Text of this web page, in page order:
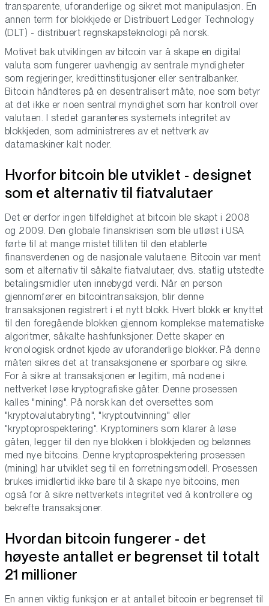
transparente, uforanderlige og sikret mot manipulasjon. En
annen term for blokkjede er Distribuert Ledger Technology
(DLT) - distribuert regnskapsteknologi på norsk.
Motivet bak utviklingen av bitcoin var å skape en digital
valuta som fungerer uavhengig av sentrale myndigheter
som regjeringer, kredittinstitusjoner eller sentralbanker.
Bitcoin håndteres på en desentralisert måte, noe som betyr
at det ikke er noen sentral myndighet som har kontroll over
valutaen. I stedet garanteres systemets integritet av
blokkjeden, som administreres av et nettverk av
datamaskiner kalt noder.
Hvorfor bitcoin ble utviklet - designet
som et alternativ til fiatvalutaer
Det er derfor ingen tilfeldighet at bitcoin ble skapt i 2008
og 2009. Den globale finanskrisen som ble utløst i USA
førte til at mange mistet tilliten til den etablerte
finansverdenen og de nasjonale valutaene. Bitcoin var ment
som et alternativ til såkalte fiatvalutaer, dvs. statlig utstedte
betalingsmidler uten innebygd verdi. Når en person
gjennomfører en bitcointransaksjon, blir denne
transaksjonen registrert i et nytt blokk. Hvert blokk er knyttet
til den foregående blokken gjennom komplekse matematiske
algoritmer, såkalte hashfunksjoner. Dette skaper en
kronologisk ordnet kjede av uforanderlige blokker. På denne
måten sikres det at transaksjonene er sporbare og sikre.
For å sikre at transaksjonen er legitim, må nodene i
nettverket løse kryptografiske gåter. Denne prosessen
kalles "mining". På norsk kan det oversettes som
"kryptovalutabryting", "kryptoutvinning" eller
"kryptoprospektering". Kryptominers som klarer å løse
gåten, legger til den nye blokken i blokkjeden og belønnes
med nye bitcoins. Denne kryptoprospektering prosessen
(mining) har utviklet seg til en forretningsmodell. Prosessen
brukes imidlertid ikke bare til å skape nye bitcoins, men
også for å sikre nettverkets integritet ved å kontrollere og
bekrefte transaksjoner.
Hvordan bitcoin fungerer - det
høyeste antallet er begrenset til totalt
21 millioner
En annen viktig funksjon er at antallet bitcoin er begrenset til